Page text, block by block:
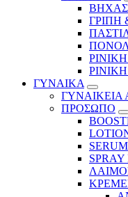
ΒΗΧΑΣ
ΓΡΙΠΗ
ΓΥΝΑΙΚΑ
ΓΥΝΑΙΚΕΙΑ
ΠΡΟΣΩΠΟ
SERUM